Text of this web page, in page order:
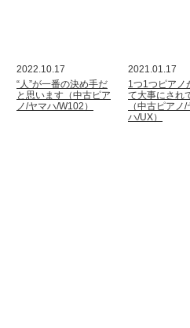
2022.10.17
“人”が一番の決め手だ
と思います（中古ピア
ノ/ヤマハ/W102）
2021.01.17
1つ1つピアノ
て大事にされ
（中古ピアノ/
ハ/UX）